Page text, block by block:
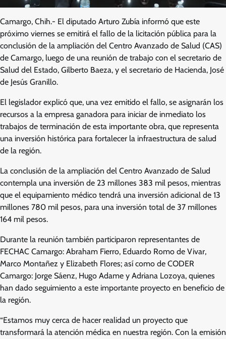
Camargo, Chih.- El diputado Arturo Zubía informó que este
próximo viernes se emitirá el fallo de la licitación pública para la
conclusión de la ampliación del Centro Avanzado de Salud (CAS)
de Camargo, luego de una reunión de trabajo con el secretario de
Salud del Estado, Gilberto Baeza, y el secretario de Hacienda, José
de Jesús Granillo.
El legislador explicó que, una vez emitido el fallo, se asignarán los
recursos a la empresa ganadora para iniciar de inmediato los
trabajos de terminación de esta importante obra, que representa
una inversión histórica para fortalecer la infraestructura de salud
de la región.
La conclusión de la ampliación del Centro Avanzado de Salud
contempla una inversión de 23 millones 383 mil pesos, mientras
que el equipamiento médico tendrá una inversión adicional de 13
millones 780 mil pesos, para una inversión total de 37 millones
164 mil pesos.
Durante la reunión también participaron representantes de
FECHAC Camargo: Abraham Fierro, Eduardo Romo de Vivar,
Marco Montañez y Elizabeth Flores; así como de CODER
Camargo: Jorge Sáenz, Hugo Adame y Adriana Lozoya, quienes
han dado seguimiento a este importante proyecto en beneficio de
la región.
“Estamos muy cerca de hacer realidad un proyecto que
transformará la atención médica en nuestra región. Con la emisión